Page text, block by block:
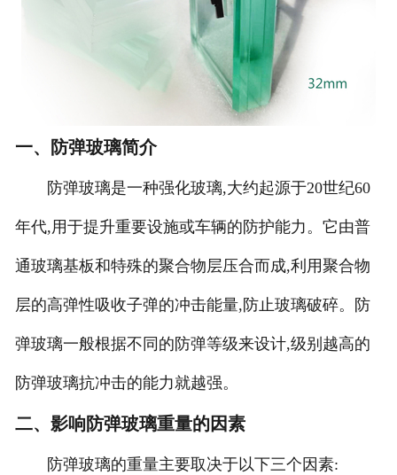
高铝硅玻璃
一、防弹玻璃简介
防弹玻璃是一种强化玻璃,大约起源于20世纪60
年代,用于提升重要设施或车辆的防护能力。它由普
通玻璃基板和特殊的聚合物层压合而成,利用聚合物
层的高弹性吸收子弹的冲击能量,防止玻璃破碎。防
弹玻璃一般根据不同的防弹等级来设计,级别越高的
防弹玻璃抗冲击的能力就越强。
二、影响防弹玻璃重量的因素
防弹玻璃的重量主要取决于以下三个因素: